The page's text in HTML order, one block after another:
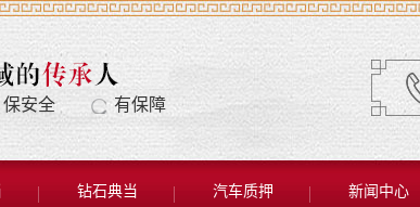
保安全 有保障
钻石典当 汽车质押 新闻中心